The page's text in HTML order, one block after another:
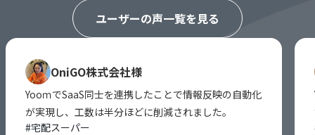
ユーザーの声一覧を見る
OniGO株式会社様
YooｍでSaaS同士を連携したことで情報反映の自動化
が実現し、工数は半分ほどに削減されました。
#宅配スーパー